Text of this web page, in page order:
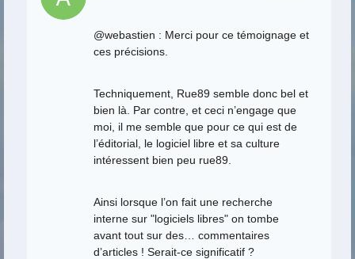
@webastien : Merci pour ce témoignage et
ces précisions.
Techniquement, Rue89 semble donc bel et
bien là. Par contre, et ceci n’engage que
moi, il me semble que pour ce qui est de
l’éditorial, le logiciel libre et sa culture
intéressent bien peu rue89.
Ainsi lorsque l’on fait une recherche
interne sur "logiciels libres" on tombe
avant tout sur des… commentaires
d’articles ! Serait-ce significatif ?